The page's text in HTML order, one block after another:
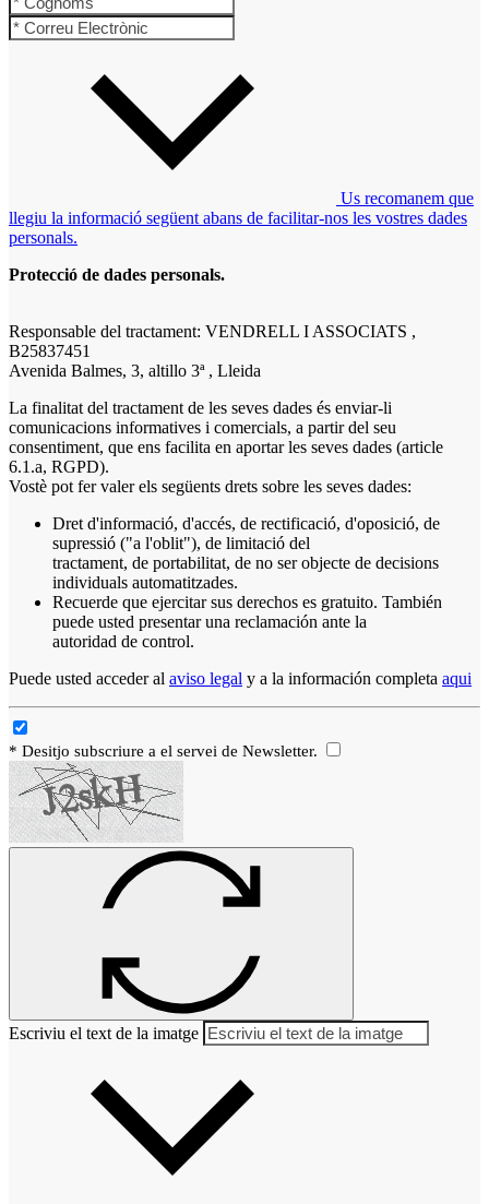
Us recomanem que
llegiu la informació següent abans de facilitar-nos les vostres dades
personals.
Protecció de dades personals.
Responsable del tractament: VENDRELL I ASSOCIATS ,
B25837451
Avenida Balmes, 3, altillo 3ª , Lleida
La finalitat del tractament de les seves dades és enviar-li
comunicacions informatives i comercials, a partir del seu
consentiment, que ens facilita en aportar les seves dades (article
6.1.a, RGPD).
Vostè pot fer valer els següents drets sobre les seves dades:
Dret d'informació, d'accés, de rectificació, d'oposició, de
supressió ("a l'oblit"), de limitació del
tractament, de portabilitat, de no ser objecte de decisions
individuals automatitzades.
Recuerde que ejercitar sus derechos es gratuito. También
puede usted presentar una reclamación ante la
autoridad de control.
Puede usted acceder al aviso legal y a la información completa aqui
* Desitjo subscriure a el servei de Newsletter.
Escriviu el text de la imatge